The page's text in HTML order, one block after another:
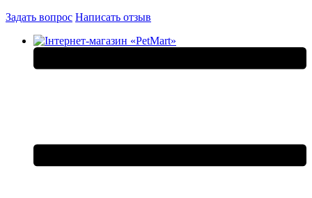
Задать вопрос Написать отзыв